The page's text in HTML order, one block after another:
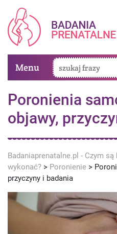
Menu
Poronienia
objawy,
Badaniaprenatalne.pl - Czym
wykonać? > Poronienie >
przyczyny i badania